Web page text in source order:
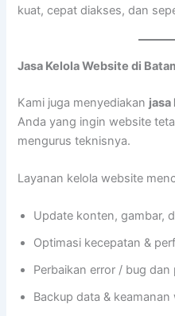
kuat, cepat diakses, dan
Jasa Kelola Website di
Kami juga menyediakan jasa
Anda yang ingin website
mengurus teknisnya.
Layanan kelola website
Update konten, gambar,
Optimasi kecepatan &
Perbaikan error / bug
Backup data & keamanan